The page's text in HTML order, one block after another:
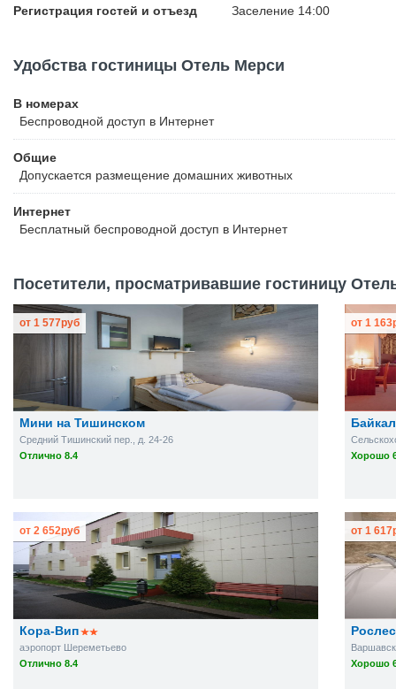
Регистрация гостей и отъезд Заселение 14:00
Удобства гостиницы Отель Мерси
В номерах
Беспроводной доступ в Интернет
Общие
Допускается размещение домашних животных
Интернет
Бесплатный беспроводной доступ в Интернет
Посетители, просматривавшие гостиницу
Мини на Тишинском
Средний Тишинский пер., д. 24-26
Отлично 8.4
от 1 577руб
Байкал
Хорошо
от 1 163
Кора-Вип
аэропорт Шереметьево
Отлично 8.4
от 2 652руб
Хорошо
от 1 617